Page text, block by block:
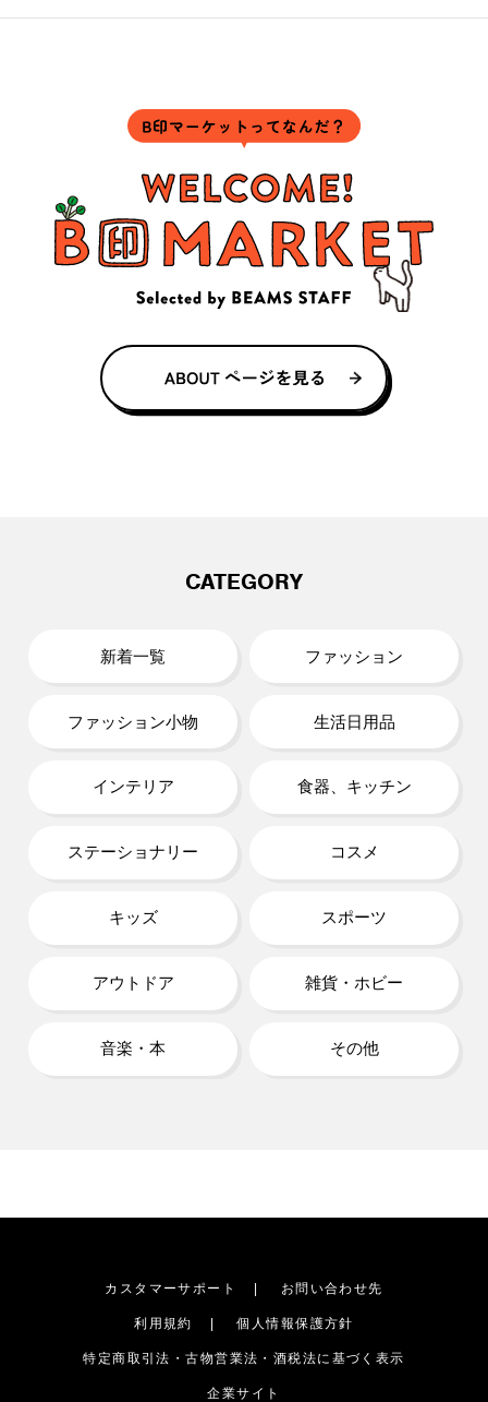
CATEGORY
新着一覧 ファッション
ファッション小物 生活日用品
インテリア 食器、キッチン
ステーショナリー コスメ
キッズ スポーツ
アウトドア 雑貨・ホビー
音楽・本 その他
カスタマーサポート お問い合わせ先
利用規約 個人情報保護方針
特定商取引法・古物営業法・酒税法に基づく表示
企業サイト